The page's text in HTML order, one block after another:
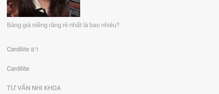
Bảng giá niềng răng rẻ nhất là bao nhiêu?
Cardilite ยา
Cardilite
TƯ VẤN NHI KHOA